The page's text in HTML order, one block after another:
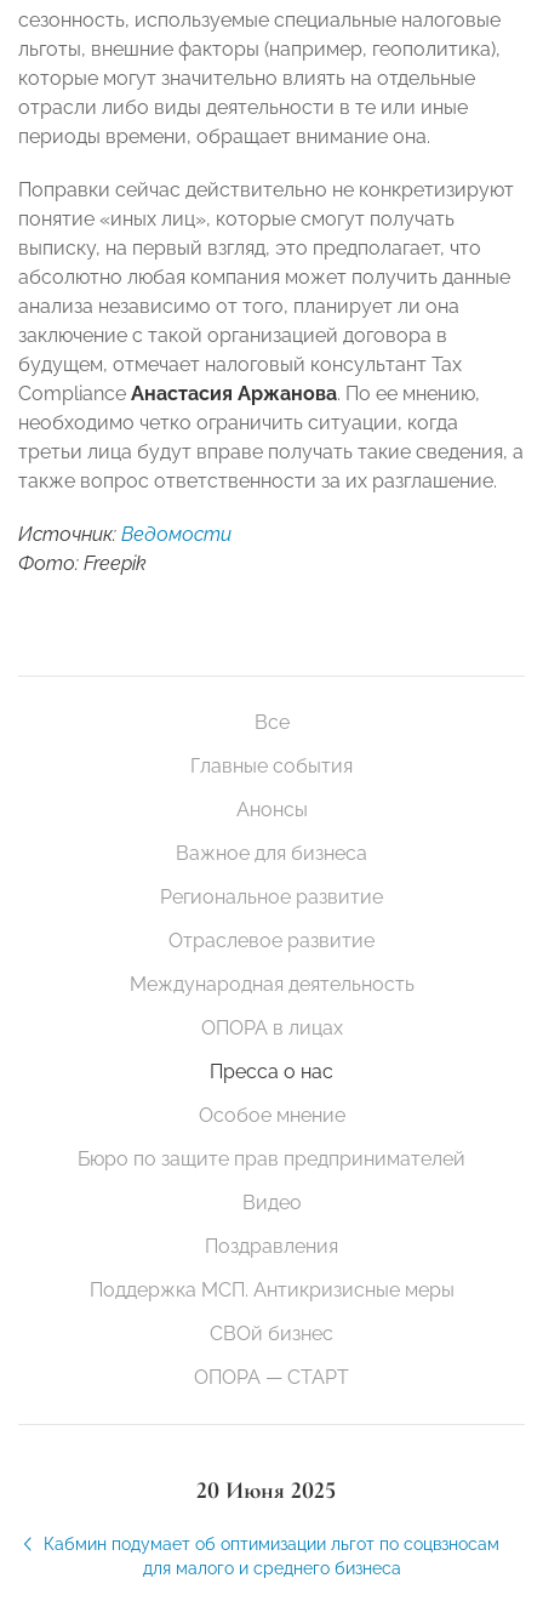
сезонность, используемые специальные налоговые
льготы, внешние факторы (например, геополитика),
которые могут значительно влиять на отдельные
отрасли либо виды деятельности в те или иные
периоды времени, обращает внимание она.
Поправки сейчас действительно не конкретизируют
понятие «иных лиц», которые смогут получать
выписку, на первый взгляд, это предполагает, что
абсолютно любая компания может получить данные
анализа независимо от того, планирует ли она
заключение с такой организацией договора в
будущем, отмечает налоговый консультант Tax
Compliance Анастасия Аржанова. По ее мнению,
необходимо четко ограничить ситуации, когда
третьи лица будут вправе получать такие сведения, а
также вопрос ответственности за их разглашение.
Источник: Ведомости
Фото: Freepik
Все
Главные события
Анонсы
Важное для бизнеса
Региональное развитие
Отраслевое развитие
Международная деятельность
ОПОРА в лицах
Пресса о нас
Особое мнение
Бюро по защите прав предпринимателей
Видео
Поздравления
Поддержка МСП. Антикризисные меры
СВОй бизнес
ОПОРА — СТАРТ
20 Июня 2025
Кабмин подумает об оптимизации льгот по соцвзносам
для малого и среднего бизнеса